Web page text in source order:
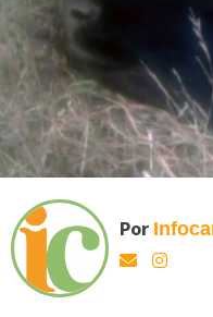
Por